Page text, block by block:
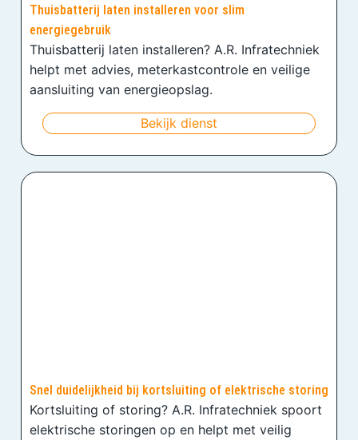
Thuisbatterij laten installeren voor slim
energiegebruik
Thuisbatterij laten installeren? A.R. Infratechniek
helpt met advies, meterkastcontrole en veilige
aansluiting van energieopslag.
Bekijk dienst
Snel duidelijkheid bij kortsluiting of elektrische storing
Kortsluiting of storing? A.R. Infratechniek spoort
elektrische storingen op en helpt met veilig